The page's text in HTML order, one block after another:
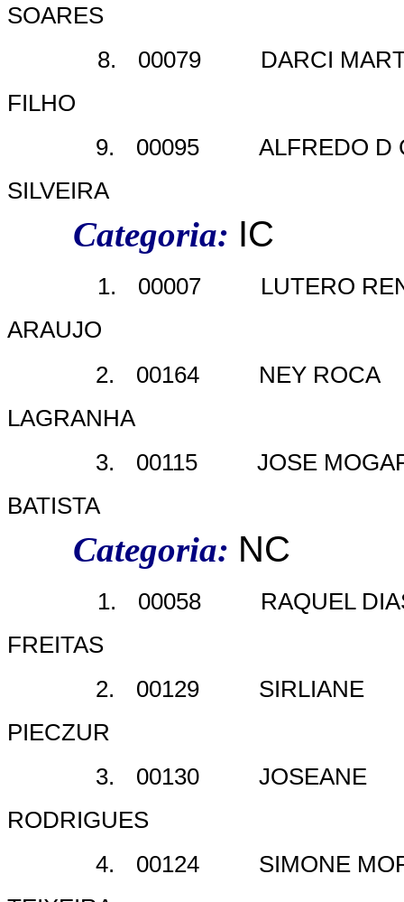
SOARES
8.
00079
DARCI
FILHO
9.
00095
ALFREDO D
SILVEIRA
Categoria: IC
1. 00007
LUTERO
ARAUJO
2.
00164
NEY ROCA
LAGRANHA
3.
00115
JOSE
BATISTA
Categoria: NC
1. 00058
RAQUEL
FREITAS
2.
00129
SIRLIANE
PIECZUR
3.
00130
JOSEANE
RODRIGUES
4.
00124
SIMONE